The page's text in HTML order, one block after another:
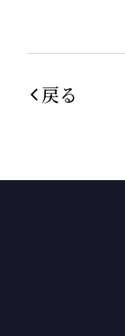
戻る